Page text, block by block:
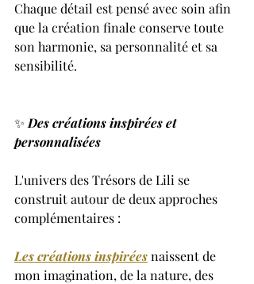
Chaque détail est pensé avec soin afin
que la création finale conserve toute
son harmonie, sa personnalité et sa
sensibilité.
✨ Des créations inspirées et
personnalisées
L'univers des Trésors de Lili se
construit autour de deux approches
complémentaires :
Les créations inspirées naissent de
mon imagination, de la nature, des